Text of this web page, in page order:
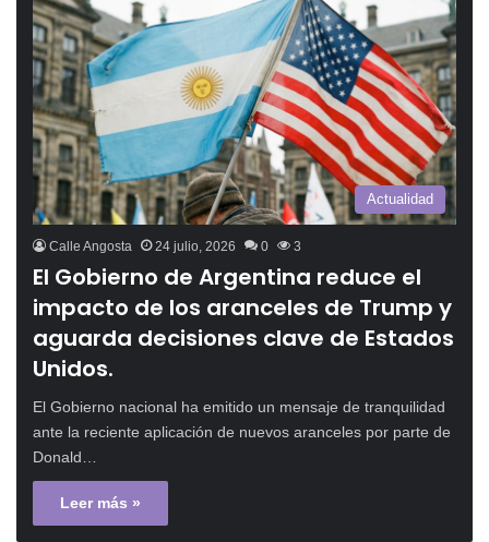
Actualidad
Calle Angosta 24 julio, 2026 0 3
El Gobierno de Argentina reduce el
impacto de los aranceles de Trump y
aguarda decisiones clave de Estados
Unidos.
El Gobierno nacional ha emitido un mensaje de tranquilidad
ante la reciente aplicación de nuevos aranceles por parte de
Donald…
Leer más »